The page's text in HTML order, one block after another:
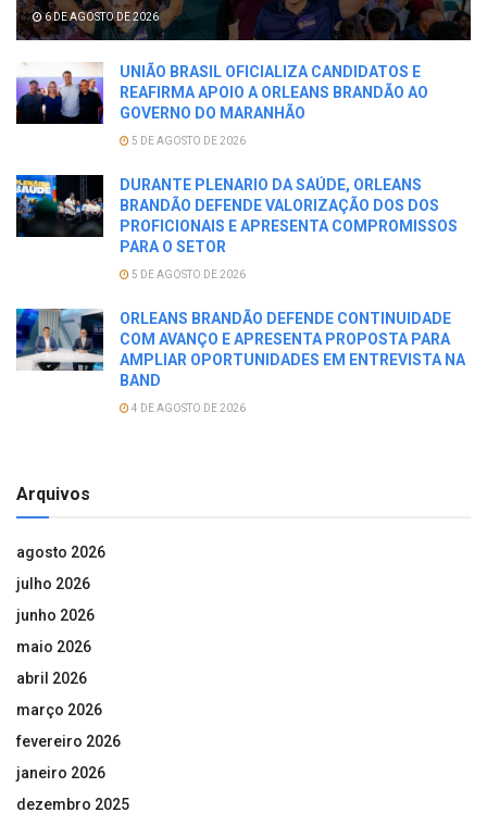
6 DE AGOSTO DE 2026
UNIÃO BRASIL OFICIALIZA CANDIDATOS E
REAFIRMA APOIO A ORLEANS BRANDÃO AO
GOVERNO DO MARANHÃO
5 DE AGOSTO DE 2026
DURANTE PLENARIO DA SAÚDE, ORLEANS
BRANDÃO DEFENDE VALORIZAÇÃO DOS DOS
PROFICIONAIS E APRESENTA COMPROMISSOS
PARA O SETOR
5 DE AGOSTO DE 2026
ORLEANS BRANDÃO DEFENDE CONTINUIDADE
COM AVANÇO E APRESENTA PROPOSTA PARA
AMPLIAR OPORTUNIDADES EM ENTREVISTA NA
BAND
4 DE AGOSTO DE 2026
Arquivos
agosto 2026
julho 2026
junho 2026
maio 2026
abril 2026
março 2026
fevereiro 2026
janeiro 2026
dezembro 2025